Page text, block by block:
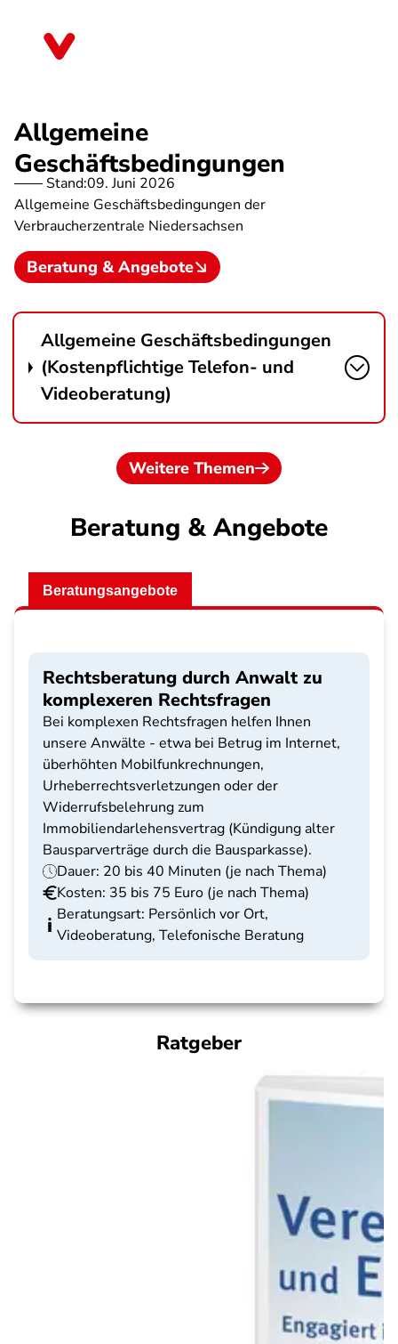
Allgemeine
Geschäftsbedingungen
Stand:09. Juni 2026
Allgemeine Geschäftsbedingungen der
Verbraucherzentrale Niedersachsen
Beratung & Angebote
Allgemeine Geschäftsbedingungen
(Kostenpflichtige Telefon- und
Videoberatung)
Weitere Themen
Beratung & Angebote
Beratungsangebote
Rechtsberatung durch Anwalt zu
komplexeren Rechtsfragen
Bei komplexen Rechtsfragen helfen Ihnen
unsere Anwälte - etwa bei Betrug im Internet,
überhöhten Mobilfunkrechnungen,
Urheberrechtsverletzungen oder der
Widerrufsbelehrung zum
Immobiliendarlehensvertrag (Kündigung alter
Bausparverträge durch die Bausparkasse).
Dauer: 20 bis 40 Minuten (je nach Thema)
Kosten: 35 bis 75 Euro (je nach Thema)
Beratungsart: Persönlich vor Ort,
Videoberatung, Telefonische Beratung
Ratgeber